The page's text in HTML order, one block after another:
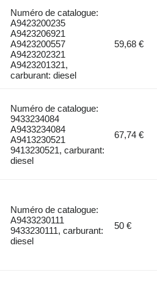
Numéro de catalogue:
A9423200235
A9423206921
A9423200557
A9423202321
A9423201321,
carburant: diesel
59,68 €
Numéro de catalogue:
9433234084
A9433234084
A9413230521
9413230521, carburant:
diesel
67,74 €
Numéro de catalogue:
A9433230111
9433230111, carburant:
diesel
50 €